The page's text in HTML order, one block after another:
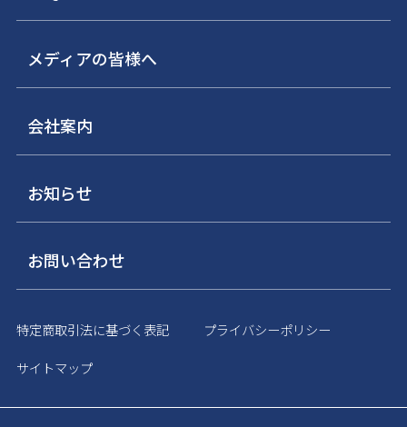
メディアの皆様へ
会社案内
お知らせ
お問い合わせ
特定商取引法に基づく表記
プライバシーポリシー
サイトマップ